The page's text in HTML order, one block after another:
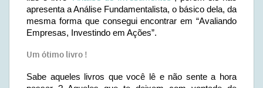
apresenta a Análise Fundamentalista, o básico dela, da
mesma forma que consegui encontrar em “Avaliando
Empresas, Investindo em Ações”.
Um ótimo livro !
Sabe aqueles livros que você lê e não sente a hora